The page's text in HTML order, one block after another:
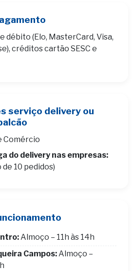
débito (Elo, MasterCard, Visa,
créditos cartão SESC e
serviço delivery ou
Comércio
do delivery nas empresas:
de 10 pedidos)
Almoço – 11h às 14h
Campos:Almoço –